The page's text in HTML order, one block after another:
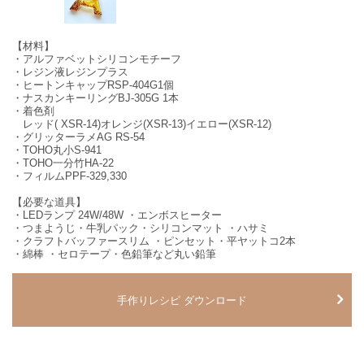
【材料】
・アルファベットシリコンモチーフ
・レジン液レジンプラス
・ヒートンキャップRSP‐404G1個
・ナスカンキーリングBJ‐305G 1本
・着色剤
レッド( XSR‐14)オレンジ(XSR‐13)イエロー(XSR‐12)
・グリッターラメAG RS‐54
・TOHO丸小S‐941
・TOHO一分竹HA‐22
・フィルムPPF‐329,330
【必要な道具】
・LEDランプ 24W/48W ・エンボスヒーター
・つまようじ・牛乳パック・シリコンマット ・ハサミ
・クラフトバッファースリム ・ピンセット・平ヤットコ2本
・綿棒 ・セロテープ・色鉛筆など丸い鉛筆
手作りレシピ ダウンロード